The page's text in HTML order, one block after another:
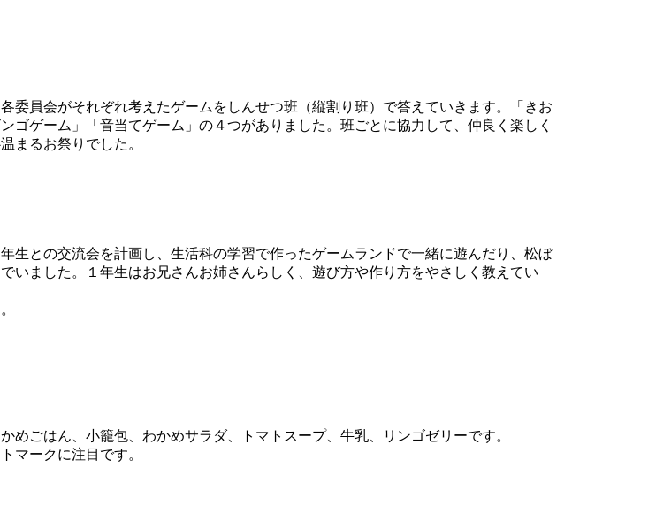
員会がそれぞれ考えたゲームをしんせつ班（縦割り班）で答えていきます。「きお
ゴゲーム」「音当てゲーム」の４つがありました。班ごとに協力して、仲良く楽しく
まるお祭りでした。
との交流会を計画し、生活科の学習で作ったゲームランドで一緒に遊んだり、松ぼ
いました。１年生はお兄さんお姉さんらしく、遊び方や作り方をやさしく教えてい
ごはん、小籠包、わかめサラダ、トマトスープ、牛乳、リンゴゼリーです。
マークに注目です。